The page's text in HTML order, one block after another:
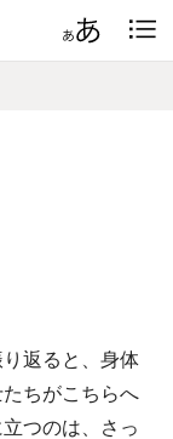
返ると、身体
ちがこちらへ
つのは、さっ